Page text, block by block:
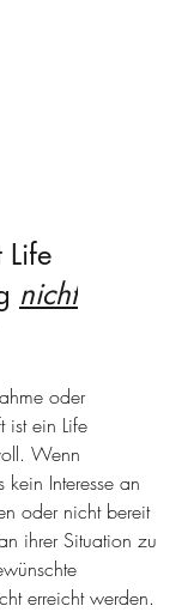
nicht
oder
ist ein Life
Wenn
Interesse an
oder nicht bereit
ihrer Situation zu
erreicht werden.